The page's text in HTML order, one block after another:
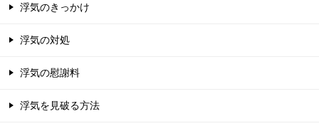
浮気のきっかけ
浮気の対処
浮気の慰謝料
浮気を見破る方法